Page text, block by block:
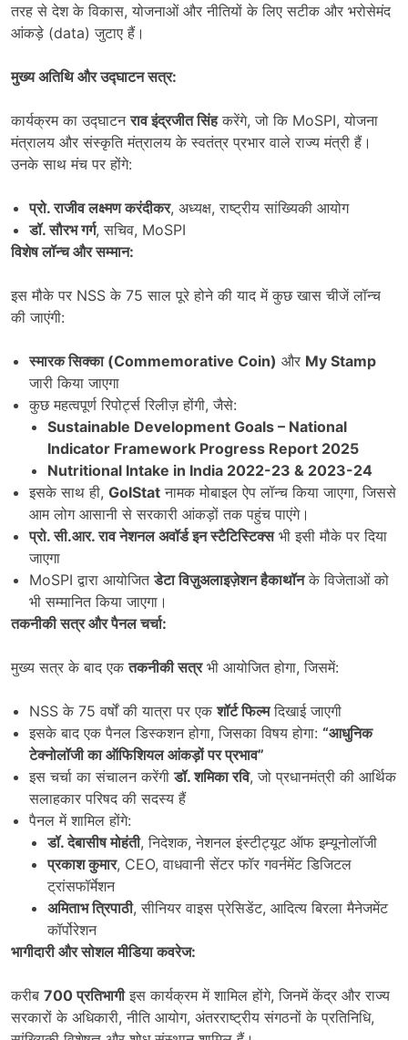
तरह से देश के विकास, योजनाओं और नीतियों के लिए सटीक और भरोसेमंद
आंकड़े (data) जुटाए हैं।
मुख्य अतिथि और उद्घाटन सत्र:
कार्यक्रम का उद्घाटनराव इंद्रजीत सिंहकरेंगे, जो कि MoSPI, योजना
मंत्रालय और संस्कृति मंत्रालय के स्वतंत्र प्रभार वाले राज्य मंत्री हैं।
उनके साथ मंच पर होंगे:
प्रो. राजीव लक्ष्मण करंदीकर, अध्यक्ष, राष्ट्रीय सांख्यिकी आयोग
डॉ. सौरभ गर्ग, सचिव, MoSPI
विशेष लॉन्च और सम्मान:
इस मौके पर NSS के 75 साल पूरे होने की याद में कुछ खास चीजें लॉन्च
की जाएंगी:
स्मारक सिक्का (Commemorative Coin) और My Stamp
जारी किया जाएगा
कुछ महत्वपूर्ण रिपोर्ट्स रिलीज़ होंगी, जैसे:
Sustainable Development Goals – National
Indicator Framework Progress Report 2025
Nutritional Intake in India 2022-23 & 2023-24
इसके साथ ही, GoIStat नामक मोबाइल ऐप लॉन्च किया जाएगा, जिससे
आम लोग आसानी से सरकारी आंकड़ों तक पहुंच पाएंगे।
प्रो. सी.आर. राव नेशनल अवॉर्ड इन स्टैटिस्टिक्सभी इसी मौके पर दिया
जाएगा
MoSPI द्वारा आयोजितडेटा विज़ुअलाइज़ेशन हैकाथॉनके विजेताओं को
भी सम्मानित किया जाएगा।
तकनीकी सत्र और पैनल चर्चा:
मुख्य सत्र के बाद एकतकनीकी सत्रभी आयोजित होगा, जिसमें:
NSS के 75 वर्षों की यात्रा पर एकशॉर्ट फिल्मदिखाई जाएगी
इसके बाद एक पैनल डिस्कशन होगा, जिसका विषय होगा: “आधुनिक
टेक्नोलॉजी का ऑफिशियल आंकड़ों पर प्रभाव”
इस चर्चा का संचालन करेंगीडॉ. शमिका रवि, जो प्रधानमंत्री की आर्थिक
सलाहकार परिषद की सदस्य हैं
पैनल में शामिल होंगे:
डॉ. देबासीष मोहंती, निदेशक, नेशनल इंस्टीट्यूट ऑफ इम्यूनोलॉजी
प्रकाश कुमार, CEO, वाधवानी सेंटर फॉर गवर्नमेंट डिजिटल
ट्रांसफॉर्मेशन
अमिताभ त्रिपाठी, सीनियर वाइस प्रेसिडेंट, आदित्य बिरला मैनेजमेंट
कॉर्पोरेशन
भागीदारी और सोशल मीडिया कवरेज:
करीब 700प्रतिभागीइस कार्यक्रम में शामिल होंगे, जिनमें केंद्र और राज्य
सरकारों के अधिकारी, नीति आयोग, अंतरराष्ट्रीय संगठनों के प्रतिनिधि,